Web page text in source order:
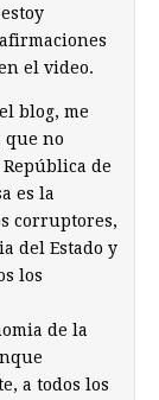
el video.
blog, me
que no
de
es la
corruptores,
del Estado y
los
de la
a todos los